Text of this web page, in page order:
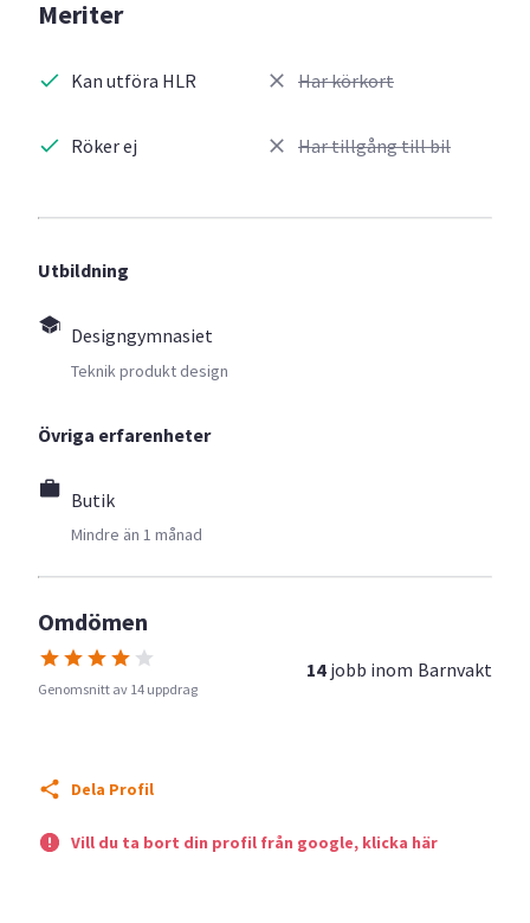
Meriter
Kan utföra HLR
Röker ej
Har körkort
Har tillgång till bil
Utbildning
Designgymnasiet
Teknik produkt design
Övriga erfarenheter
Butik
Mindre än 1 månad
Omdömen
Genomsnitt av 14 uppdrag
14 jobb inom Barnvakt
Dela Profil
Vill du ta bort din profil från google, klicka här